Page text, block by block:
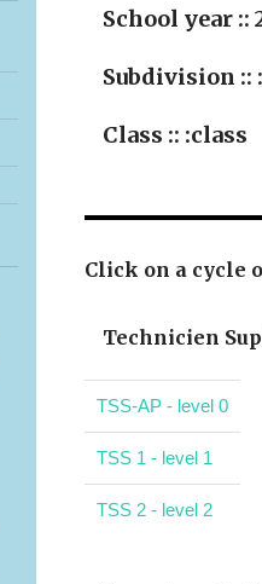
School year ::
Subdivision ::
Class :: :class
Click on a cycle
Technicien
TSS-AP - level 0
TSS 1 - level 1
TSS 2 - level 2